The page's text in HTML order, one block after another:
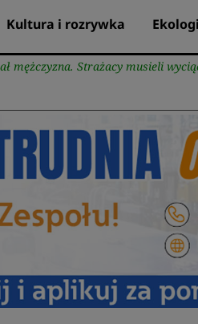
Kultura i rozrywka
mężczyzna. Strażacy musieli